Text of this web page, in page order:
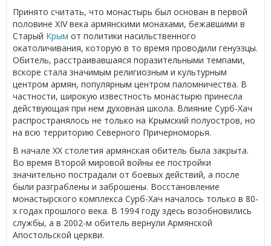
Принято считать, что монастырь был основан в первой
половине XIV века армянскими монахами, бежавшими в
Старый Крым от политики насильственного
окатоличивания, которую в то время проводили генуэзцы.
Обитель, расстраивавшаяся поразительными темпами,
вскоре стала значимым религиозным и культурным
центром армян, популярным центром паломничества. В
частности, широкую известность монастырю принесла
действующая при нем духовная школа. Влияние Сурб-Хач
распространялось не только на Крымский полуостров, но
на всю территорию Северного Причерноморья.
В начале ХХ столетия армянская обитель была закрыта.
Во время Второй мировой войны ее постройки
значительно пострадали от боевых действий, а после
были разграблены и заброшены. Восстановление
монастырского комплекса Сурб-Хач началось только в 80-
х годах прошлого века. В 1994 году здесь возобновились
службы, а в 2002-м обитель вернули Армянской
Апостольской церкви.